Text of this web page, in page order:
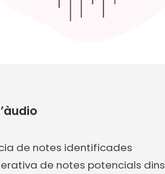
de notes identificades
de notes potencials dins